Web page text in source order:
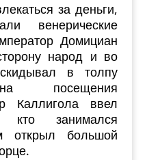
за деньги,
венерические
Домициан
народ и во
в толпу
посещения
Каллигола ввел
занимался
открыл большой